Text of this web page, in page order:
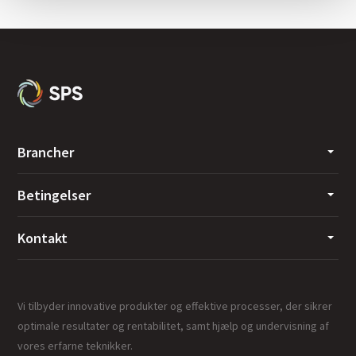
Brancher
Betingelser
Kontakt
Vi tilbyder innovative produkter og effektive processer, der sikrer
optimale resultater og rentabilitet, samt hjælp og undervisning af
vores erfarne teknikker.